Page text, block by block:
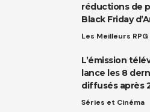
réductions de
Black Friday
Les Meilleurs
L’émission
lance les 8
diffusés après
Séries et Cinéma